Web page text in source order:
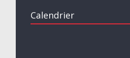
Calendrier